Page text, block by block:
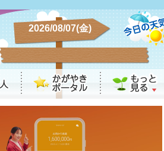
2026/08/07(金)